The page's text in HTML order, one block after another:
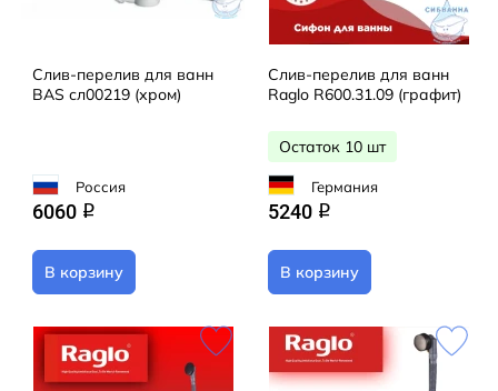
Слив-перелив для ванн
BAS сл00219 (хром)
Россия
6060 q
В корзину
Слив-перелив для ванн
Raglo R600.31.09 (графит)
Остаток 10 шт
Германия
5240 q
В корзину